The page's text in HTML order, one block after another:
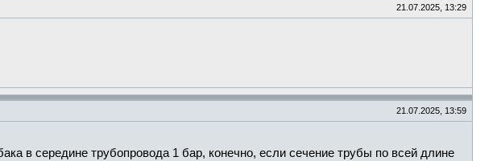
21.07.2025, 13:29
21.07.2025, 13:59
в середине трубопровода 1 бар, конечно, если сечение трубы по всей длине